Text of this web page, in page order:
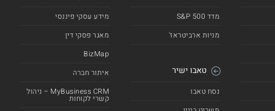
מדד 500 S&P
מניות ארביטראז'
טאבו ישיר
נסח טאבו
מידע עסקי פיננסי
מאגר פסקי דין
BizMap
איתור חברה
MyBusiness CRM – ניהול
קשרי לקוחות